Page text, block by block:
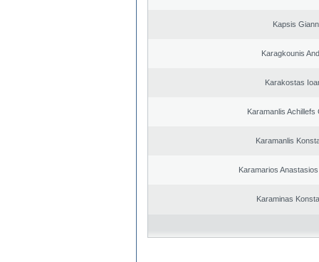
Kapsis
Karagkounis
Karakostas
Karamanlis Achillefs
Karamanlis
Karamarios
Karaminas